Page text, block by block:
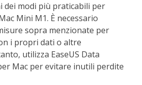
dei modi più praticabili per
Mini M1. È necessario
sopra menzionate per
i propri dati o altre
utilizza EaseUS Data
Mac per evitare inutili perdite